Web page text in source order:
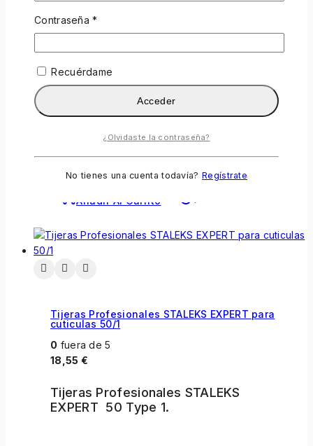
cuticulas 20/2
0fuera de 5
18,55€
Tijeras Profesionales STALEKS
EXPERT 20 Type 2.
Añadir Al Carrito
Tijeras Profesionales STALEKS EXPERT para
cuticulas 50/1
0 fuera de 5
18,55 €
Tijeras Profesionales STALEKS
EXPERT 50 Type 1.
Contraseña*
Recuérdame
Acceder
¿Olvidaste la contraseña?
No tienes una cuenta todavía? Regístrate